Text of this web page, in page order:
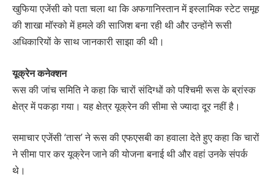
खुफिया एजेंसी को पता चला था कि अफगानिस्तान में इस्लामिक स्टेट समूह
की शाखा मॉस्को में हमले की साजिश बना रही थी और उन्होंने रूसी
अधिकारियों के साथ जानकारी साझा की थी।
यूक्रेन कनेक्शन
रूस की जांच समिति ने कहा कि चारों संदिग्धों को पश्चिमी रूस के ब्रांस्क
क्षेत्र में पकड़ा गया। यह क्षेत्र यूक्रेन की सीमा से ज्यादा दूर नहीं है।
समाचार एजेंसी ‘तास’ ने रूस की एफएसबी का हवाला देते हुए कहा कि चारों
ने सीमा पार कर यूक्रेन जाने की योजना बनाई थी और वहां उनके संपर्क
थे।